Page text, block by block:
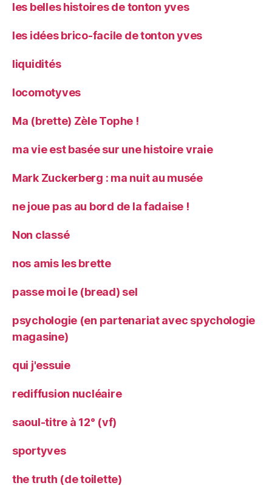
les belles histoires de tonton yves
les idées brico-facile de tonton yves
liquidités
locomotyves
Ma (brette) Zèle Tophe !
ma vie est basée sur une histoire vraie
Mark Zuckerberg : ma nuit au musée
ne joue pas au bord de la fadaise !
Non classé
nos amis les brette
passe moi le (bread) sel
psychologie (en partenariat avec spychologie
magasine)
qui j'essuie
rediffusion nucléaire
saoul-titre à 12° (vf)
sportyves
the truth (de toilette)